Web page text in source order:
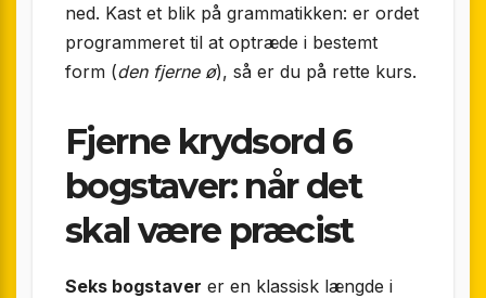
ned. Kast et blik på grammatikken: er ordet
programmeret til at optræde i bestemt
form (den fjerne ø), så er du på rette kurs.
Fjerne krydsord 6
bogstaver: når det
skal være præcist
Seks bogstaver er en klassisk længde i